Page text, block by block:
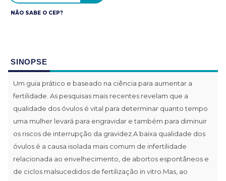
NÃO SABE O CEP?
SINOPSE
Um guia prático e baseado na ciência para aumentar a
fertilidade. As pesquisas mais recentes revelam que a
qualidade dos óvulos é vital para determinar quanto tempo
uma mulher levará para engravidar e também para diminuir
os riscos de interrupção da gravidez.A baixa qualidade dos
óvulos é a causa isolada mais comum de infertilidade
relacionada ao envelhecimento, de abortos espontâneos e
de ciclos malsucedidos de fertilização in vitro.Mas, ao